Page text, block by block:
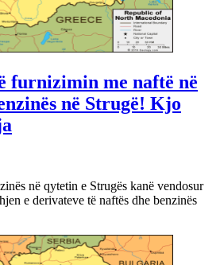
furnizimin me naftë në
në Strugë! Kjo
në qytetin e Strugës kanë vendosur
e derivateve të naftës dhe benzinës